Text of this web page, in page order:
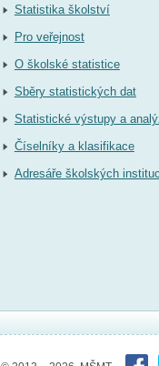
Statistika školství
Pro veřejnost
O školské statistice
Sběry statistických dat
Statistické výstupy a
Číselníky a klasifikace
Adresáře školských